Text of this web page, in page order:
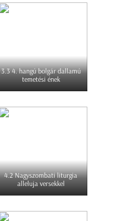
3.3 4. hangú bolgár dallamú
temetési ének
4.2 Nagyszombati liturgia
alleluja versekkel